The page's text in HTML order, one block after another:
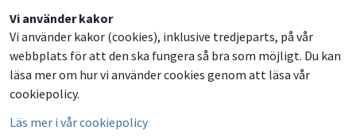
Vi använder kakor
Vi använder kakor (cookies), inklusive tredjeparts, på vår
webbplats för att den ska fungera så bra som möjligt. Du kan
läsa mer om hur vi använder cookies genom att läsa vår
cookiepolicy.
Läs mer i vår cookiepolicy
Dela
på
Facebook
Dela
på
Twitter
Dela
på
LinkedIn
Dela
via
email